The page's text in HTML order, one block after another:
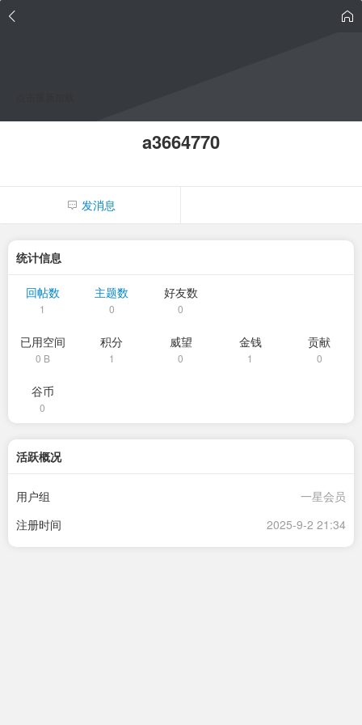
a3664770
发消息
统计信息
回帖数
1
主题数
0
好友数
0
已用空间
0 B
积分
1
威望
0
金钱
1
贡献
0
谷币
0
活跃概况
用户组
一星会员
注册时间
2025-9-2 21:34